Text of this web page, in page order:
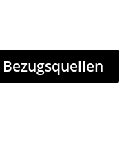
Bezugsquellen